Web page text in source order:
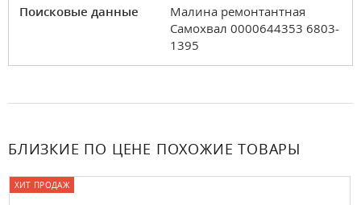
Поисковые данные
Малина ремонтантная
Самохвал 0000644353 6803-
1395
БЛИЗКИЕ ПО ЦЕНЕ ПОХОЖИЕ ТОВАРЫ
ХИТ ПРОДАЖ